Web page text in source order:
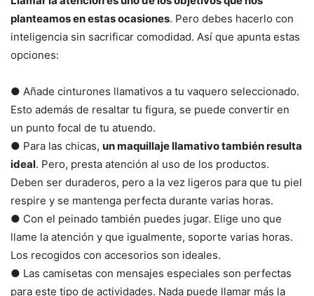
planteamos en estas ocasiones. Pero debes hacerlo con
inteligencia sin sacrificar comodidad. Así que apunta estas
opciones:
● Añade cinturones llamativos a tu vaquero seleccionado.
Esto además de resaltar tu figura, se puede convertir en
un punto focal de tu atuendo.
● Para las chicas, un maquillaje llamativo también resulta
ideal. Pero, presta atención al uso de los productos.
Deben ser duraderos, pero a la vez ligeros para que tu piel
respire y se mantenga perfecta durante varias horas.
● Con el peinado también puedes jugar. Elige uno que
llame la atención y que igualmente, soporte varias horas.
Los recogidos con accesorios son ideales.
● Las camisetas con mensajes especiales son perfectas
para este tipo de actividades. Nada puede llamar más la